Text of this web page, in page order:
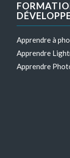
Apprendre à
Apprendre
Apprendre